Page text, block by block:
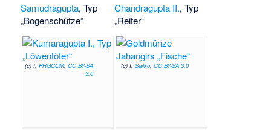
Samudragupta, Typ
„Bogenschütze“
Chandragupta II., Typ
„Reiter“
(c) I, PHGCOM, CC BY-SA
3.0
(c) I, Sailko, CC BY-SA 3.0